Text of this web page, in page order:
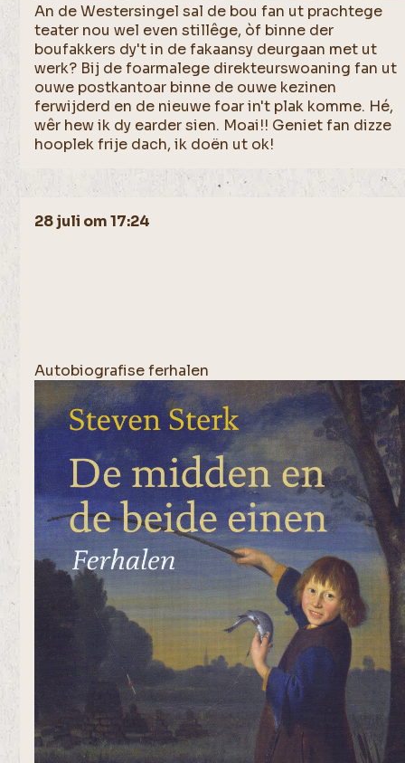
An de Westersingel sal de bou fan ut prachtege
teater nou wel even stillêge, òf binne der
boufakkers dy't in de fakaansy deurgaan met ut
werk? Bij de foarmalege direkteurswoaning fan ut
ouwe postkantoar binne de ouwe kezinen
ferwijderd en de nieuwe foar in't plak komme. Hé,
wêr hew ik dy earder sien. Moai!! Geniet fan dizze
hooplek frije dach, ik doën ut ok!
28 juli om 17:24
Autobiografise ferhalen